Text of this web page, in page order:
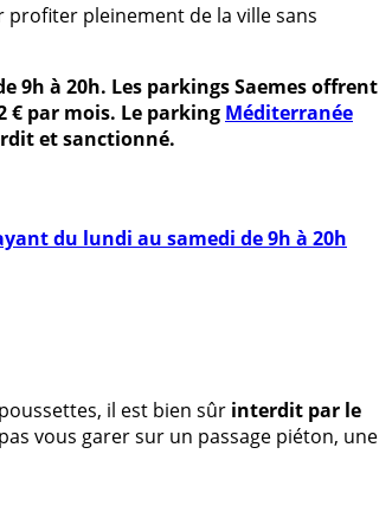
profiter pleinement de la ville sans
9h à 20h. Les parkings Saemes offrent
€ par mois. Le parking Méditerranée
et sanctionné.
du lundi au samedi de 9h à 20h
il est bien sûr interdit par le
vous garer sur un passage piéton, une